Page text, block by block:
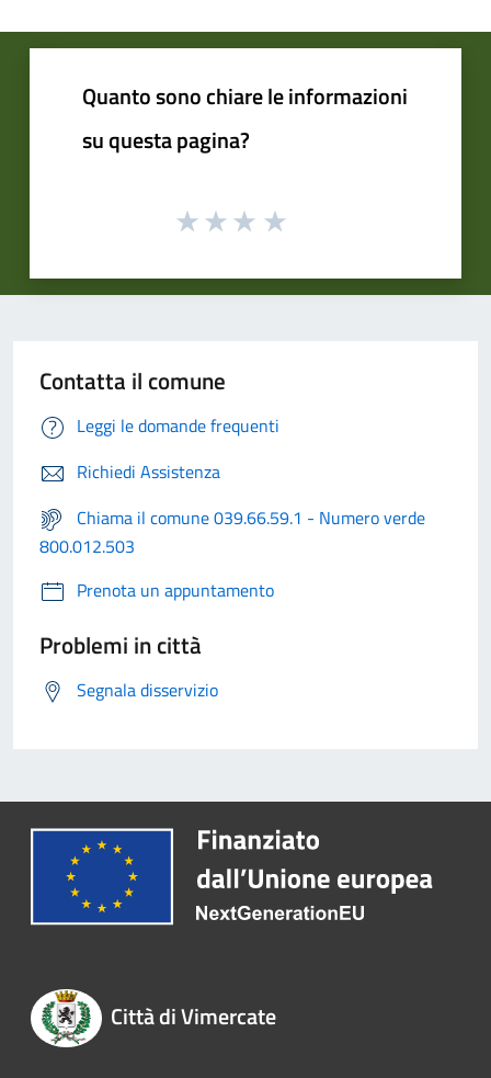
Quanto sono chiare le informazioni
su questa pagina?
Contatta il comune
Leggi le domande frequenti
Richiedi Assistenza
Chiama il comune 039.66.59.1 - Numero verde
800.012.503
Prenota un appuntamento
Problemi in città
Segnala disservizio
Città di Vimercate